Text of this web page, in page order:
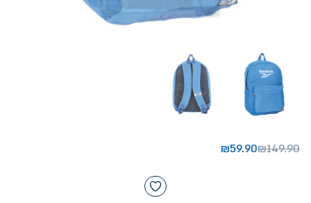
₪149.90
₪59.90